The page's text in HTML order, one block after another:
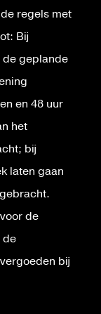
regels met
Bij
geplande
en 48 uur
het
bij
laten gaan
de
de
bij